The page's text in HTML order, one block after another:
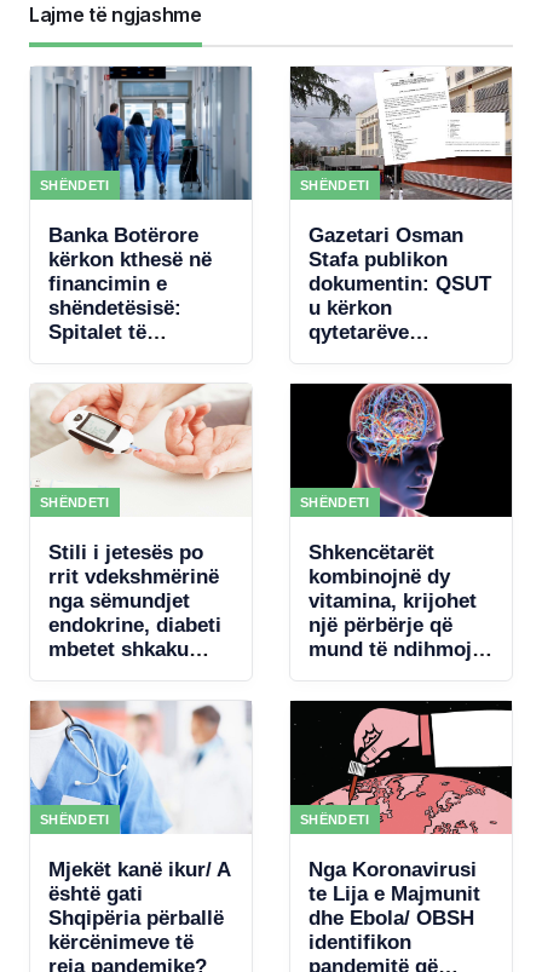
Lajme të ngjashme
SHËNDETI
Banka Botërore
kërkon kthesë në
financimin e
shëndetësisë:
Spitalet të
rezultateve
SHËNDETI
Gazetari Osman
Stafa publikon
dokumentin: QSUT
u kërkon
qytetarëve
pajisje mjekësore,
qeveria akordon 4
mln € për
koncertin e Kanye
West
SHËNDETI
Stili i jetesës po
rrit vdekshmërinë
nga sëmundjet
endokrine, diabeti
mbetet shkaku
SHËNDETI
Shkencëtarët
kombinojnë dy
vitamina, krijohet
një përbërje që
mund të ndihmojë
trurit
SHËNDETI
Mjekët kanë ikur/ A
është gati
Shqipëria përballë
kërcënimeve të
reja pandemike?
SHËNDETI
Nga Koronavirusi
te Lija e Majmunit
dhe Ebola/ OBSH
identifikon
pandemitë që